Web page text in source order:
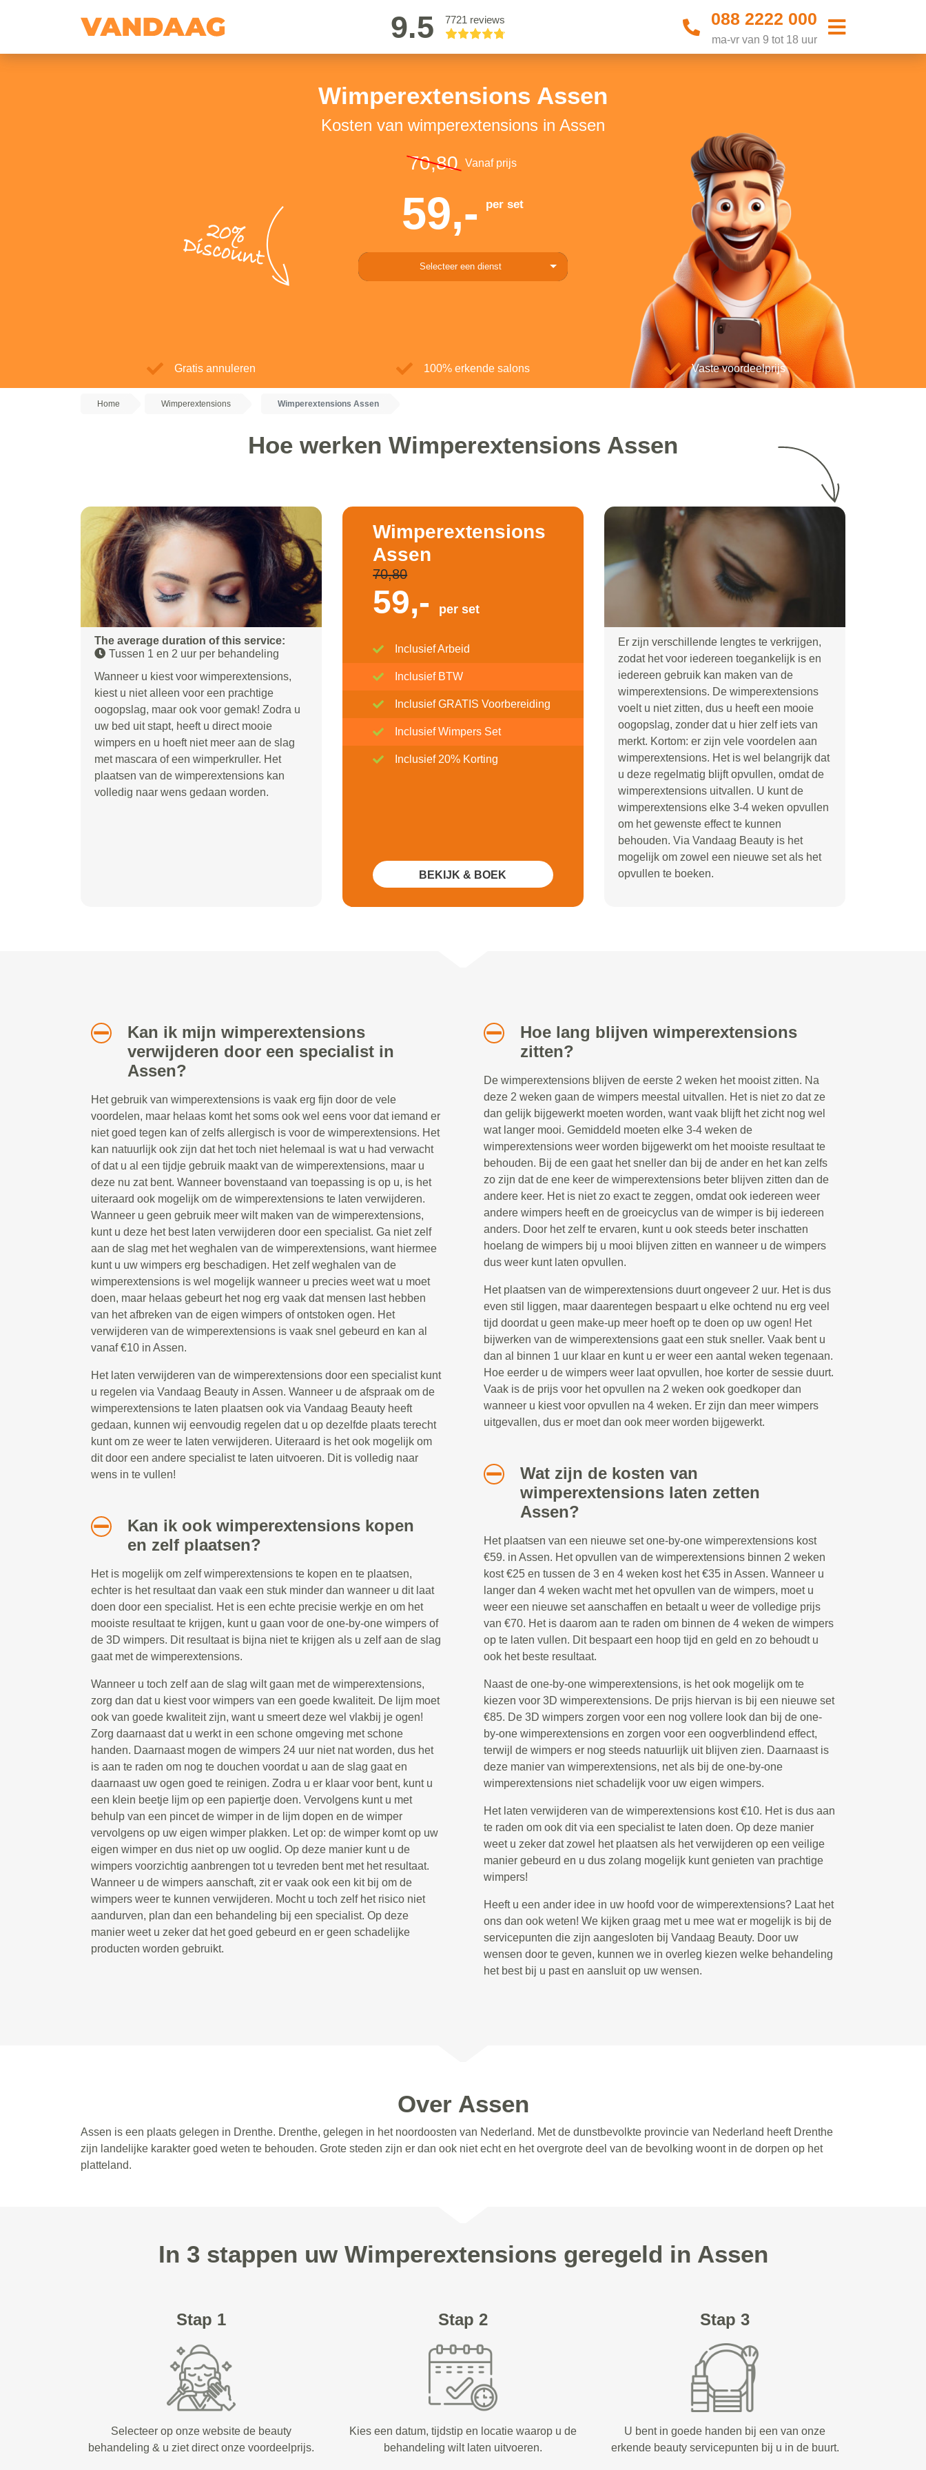
9.5 7721 reviews 088 2222 000
ma-vr van 9 tot 18 uur
Wimperextensions Assen
Kosten van wimperextensions in Assen
20%
Discount
70,80 Vanaf prijs
59,- per set
Selecteer een dienst
Gratis annuleren 100% erkende salons Vaste voordeelprijs
Home Wimperextensions Wimperextensions Assen
Hoe werken Wimperextensions Assen
The average duration of this service:
Tussen 1 en 2 uur per behandeling
Wanneer u kiest voor wimperextensions,
kiest u niet alleen voor een prachtige
oogopslag, maar ook voor gemak! Zodra u
uw bed uit stapt, heeft u direct mooie
wimpers en u hoeft niet meer aan de slag
met mascara of een wimperkruller. Het
plaatsen van de wimperextensions kan
volledig naar wens gedaan worden.
Wimperextensions
Assen
70,80
59,- per set
Inclusief Arbeid
Inclusief BTW
Inclusief GRATIS Voorbereiding
Inclusief Wimpers Set
Inclusief 20% Korting
BEKIJK & BOEK
Er zijn verschillende lengtes te verkrijgen,
zodat het voor iedereen toegankelijk is en
iedereen gebruik kan maken van de
wimperextensions. De wimperextensions
voelt u niet zitten, dus u heeft een mooie
oogopslag, zonder dat u hier zelf iets van
merkt. Kortom: er zijn vele voordelen aan
wimperextensions. Het is wel belangrijk dat
u deze regelmatig blijft opvullen, omdat de
wimperextensions uitvallen. U kunt de
wimperextensions elke 3-4 weken opvullen
om het gewenste effect te kunnen
behouden. Via Vandaag Beauty is het
mogelijk om zowel een nieuwe set als het
opvullen te boeken.
Kan ik mijn wimperextensions
verwijderen door een specialist in
Assen?
Het gebruik van wimperextensions is vaak erg fijn door de vele
voordelen, maar helaas komt het soms ook wel eens voor dat iemand er
niet goed tegen kan of zelfs allergisch is voor de wimperextensions. Het
kan natuurlijk ook zijn dat het toch niet helemaal is wat u had verwacht
of dat u al een tijdje gebruik maakt van de wimperextensions, maar u
deze nu zat bent. Wanneer bovenstaand van toepassing is op u, is het
uiteraard ook mogelijk om de wimperextensions te laten verwijderen.
Wanneer u geen gebruik meer wilt maken van de wimperextensions,
kunt u deze het best laten verwijderen door een specialist. Ga niet zelf
aan de slag met het weghalen van de wimperextensions, want hiermee
kunt u uw wimpers erg beschadigen. Het zelf weghalen van de
wimperextensions is wel mogelijk wanneer u precies weet wat u moet
doen, maar helaas gebeurt het nog erg vaak dat mensen last hebben
van het afbreken van de eigen wimpers of ontstoken ogen. Het
verwijderen van de wimperextensions is vaak snel gebeurd en kan al
vanaf €10 in Assen.
Het laten verwijderen van de wimperextensions door een specialist kunt
u regelen via Vandaag Beauty in Assen. Wanneer u de afspraak om de
wimperextensions te laten plaatsen ook via Vandaag Beauty heeft
gedaan, kunnen wij eenvoudig regelen dat u op dezelfde plaats terecht
kunt om ze weer te laten verwijderen. Uiteraard is het ook mogelijk om
dit door een andere specialist te laten uitvoeren. Dit is volledig naar
wens in te vullen!
Kan ik ook wimperextensions kopen
en zelf plaatsen?
Het is mogelijk om zelf wimperextensions te kopen en te plaatsen,
echter is het resultaat dan vaak een stuk minder dan wanneer u dit laat
doen door een specialist. Het is een echte precisie werkje en om het
mooiste resultaat te krijgen, kunt u gaan voor de one-by-one wimpers of
de 3D wimpers. Dit resultaat is bijna niet te krijgen als u zelf aan de slag
gaat met de wimperextensions.
Wanneer u toch zelf aan de slag wilt gaan met de wimperextensions,
zorg dan dat u kiest voor wimpers van een goede kwaliteit. De lijm moet
ook van goede kwaliteit zijn, want u smeert deze wel vlakbij je ogen!
Zorg daarnaast dat u werkt in een schone omgeving met schone
handen. Daarnaast mogen de wimpers 24 uur niet nat worden, dus het
is aan te raden om nog te douchen voordat u aan de slag gaat en
daarnaast uw ogen goed te reinigen. Zodra u er klaar voor bent, kunt u
een klein beetje lijm op een papiertje doen. Vervolgens kunt u met
behulp van een pincet de wimper in de lijm dopen en de wimper
vervolgens op uw eigen wimper plakken. Let op: de wimper komt op uw
eigen wimper en dus niet op uw ooglid. Op deze manier kunt u de
wimpers voorzichtig aanbrengen tot u tevreden bent met het resultaat.
Wanneer u de wimpers aanschaft, zit er vaak ook een kit bij om de
wimpers weer te kunnen verwijderen. Mocht u toch zelf het risico niet
aandurven, plan dan een behandeling bij een specialist. Op deze
manier weet u zeker dat het goed gebeurd en er geen schadelijke
producten worden gebruikt.
Hoe lang blijven wimperextensions
zitten?
De wimperextensions blijven de eerste 2 weken het mooist zitten. Na
deze 2 weken gaan de wimpers meestal uitvallen. Het is niet zo dat ze
dan gelijk bijgewerkt moeten worden, want vaak blijft het zicht nog wel
wat langer mooi. Gemiddeld moeten elke 3-4 weken de
wimperextensions weer worden bijgewerkt om het mooiste resultaat te
behouden. Bij de een gaat het sneller dan bij de ander en het kan zelfs
zo zijn dat de ene keer de wimperextensions beter blijven zitten dan de
andere keer. Het is niet zo exact te zeggen, omdat ook iedereen weer
andere wimpers heeft en de groeicyclus van de wimper is bij iedereen
anders. Door het zelf te ervaren, kunt u ook steeds beter inschatten
hoelang de wimpers bij u mooi blijven zitten en wanneer u de wimpers
dus weer kunt laten opvullen.
Het plaatsen van de wimperextensions duurt ongeveer 2 uur. Het is dus
even stil liggen, maar daarentegen bespaart u elke ochtend nu erg veel
tijd doordat u geen make-up meer hoeft op te doen op uw ogen! Het
bijwerken van de wimperextensions gaat een stuk sneller. Vaak bent u
dan al binnen 1 uur klaar en kunt u er weer een aantal weken tegenaan.
Hoe eerder u de wimpers weer laat opvullen, hoe korter de sessie duurt.
Vaak is de prijs voor het opvullen na 2 weken ook goedkoper dan
wanneer u kiest voor opvullen na 4 weken. Er zijn dan meer wimpers
uitgevallen, dus er moet dan ook meer worden bijgewerkt.
Wat zijn de kosten van
wimperextensions laten zetten
Assen?
Het plaatsen van een nieuwe set one-by-one wimperextensions kost
€59. in Assen. Het opvullen van de wimperextensions binnen 2 weken
kost €25 en tussen de 3 en 4 weken kost het €35 in Assen. Wanneer u
langer dan 4 weken wacht met het opvullen van de wimpers, moet u
weer een nieuwe set aanschaffen en betaalt u weer de volledige prijs
van €70. Het is daarom aan te raden om binnen de 4 weken de wimpers
op te laten vullen. Dit bespaart een hoop tijd en geld en zo behoudt u
ook het beste resultaat.
Naast de one-by-one wimperextensions, is het ook mogelijk om te
kiezen voor 3D wimperextensions. De prijs hiervan is bij een nieuwe set
€85. De 3D wimpers zorgen voor een nog vollere look dan bij de one-
by-one wimperextensions en zorgen voor een oogverblindend effect,
terwijl de wimpers er nog steeds natuurlijk uit blijven zien. Daarnaast is
deze manier van wimperextensions, net als bij de one-by-one
wimperextensions niet schadelijk voor uw eigen wimpers.
Het laten verwijderen van de wimperextensions kost €10. Het is dus aan
te raden om ook dit via een specialist te laten doen. Op deze manier
weet u zeker dat zowel het plaatsen als het verwijderen op een veilige
manier gebeurd en u dus zolang mogelijk kunt genieten van prachtige
wimpers!
Heeft u een ander idee in uw hoofd voor de wimperextensions? Laat het
ons dan ook weten! We kijken graag met u mee wat er mogelijk is bij de
servicepunten die zijn aangesloten bij Vandaag Beauty. Door uw
wensen door te geven, kunnen we in overleg kiezen welke behandeling
het best bij u past en aansluit op uw wensen.
Over Assen
Assen is een plaats gelegen in Drenthe. Drenthe, gelegen in het noordoosten van Nederland. Met de dunstbevolkte provincie van Nederland heeft Drenthe
zijn landelijke karakter goed weten te behouden. Grote steden zijn er dan ook niet echt en het overgrote deel van de bevolking woont in de dorpen op het
platteland.
In 3 stappen uw Wimperextensions geregeld in Assen
Stap 1
Selecteer op onze website de beauty
behandeling & u ziet direct onze voordeelprijs.
Stap 2
Kies een datum, tijdstip en locatie waarop u de
behandeling wilt laten uitvoeren.
Stap 3
U bent in goede handen bij een van onze
erkende beauty servicepunten bij u in de buurt.